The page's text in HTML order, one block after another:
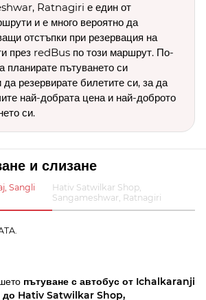
Ratnagiri е един от
и е много вероятно да
отстъпки при резервация на
през redBus по този маршрут. По-
планирате пътуването си
резервирате билетите си, за да
най-добрата цена и най-доброто
си.
и слизане
Sangli
Hativ Satwilkar Shop,
Sangameshwar, Ratnagiri
пътуване с автобус от Ichalkaranji
до Hativ Satwilkar Shop,